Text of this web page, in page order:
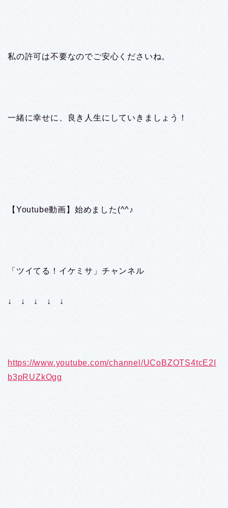
私の許可は不要なのでご安心くださいね。
一緒に幸せに、良き人生にしていきましょう！
【Youtube動画】始めました(^^♪
「ツイてる！イケミサ」チャンネル
↓ ↓ ↓ ↓ ↓
https://www.youtube.com/channel/UCoBZOTS4tcE2I
b3pRUZkOgg